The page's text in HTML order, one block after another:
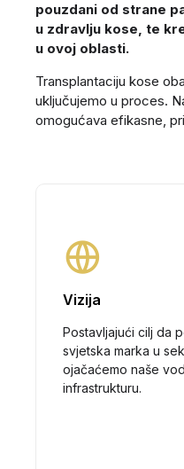
pouzdani od strane
u zdravlju kose, te
u ovoj oblasti.
Transplantaciju kose
uključujemo u proces.
omogućava efikasne,
Vizija
Postavljajući cilj da
svjetska marka u
ojačaćemo naše
infrastrukturu.